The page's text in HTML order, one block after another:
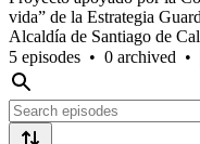
vida” de la Estrategia
Alcaldía de Santiago de
5 episodes • 0 archived •